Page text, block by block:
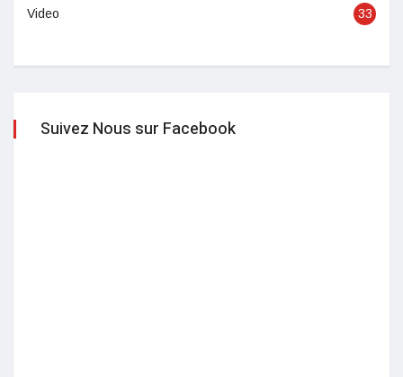
Video 33
Suivez Nous sur Facebook